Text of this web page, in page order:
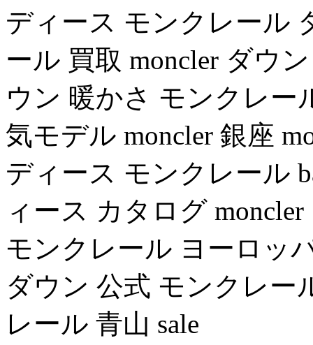
ディース モンクレール
ール 買取 moncler ダウ
ウン 暖かさ モンクレー
気モデル moncler 銀座
ディース モンクレール
ィース カタログ
モンクレール ヨーロッ
ダウン 公式 モンクレー
レール 青山 sale